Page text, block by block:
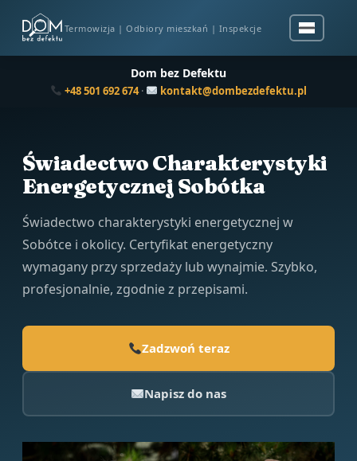
Termowizja | Odbiory mieszkań | Inspekcje
Dom bez Defektu
+48 501 692 674· kontakt@dombezdefektu.pl
Świadectwo Charakterystyki
Energetycznej Sobótka
Świadectwo charakterystyki energetycznej w
Sobótce i okolicy. Certyfikat energetyczny
wymagany przy sprzedaży lub wynajmie. Szybko,
profesjonalnie, zgodnie z przepisami.
Zadzwoń teraz
Napisz do nas